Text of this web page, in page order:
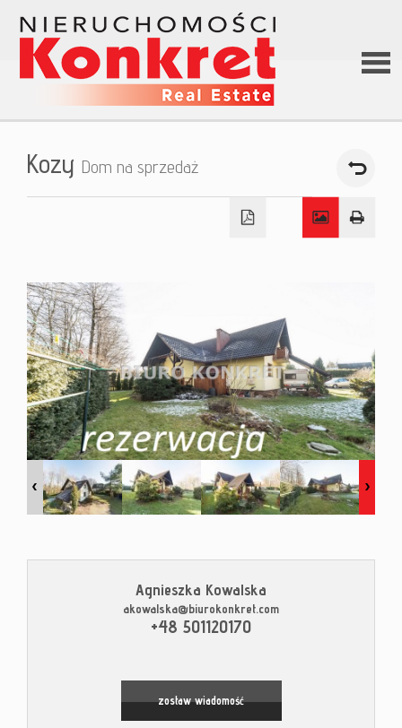
Kozy Dom na sprzedaż
Agnieszka Kowalska
akowalska@biurokonkret.com
+48 501120170
zostaw wiadomość